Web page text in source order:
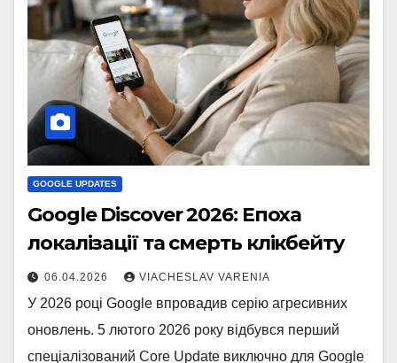
GOOGLE UPDATES
Google Discover 2026: Епоха
локалізації та смерть клікбейту
06.04.2026 VIACHESLAV VARENIA
У 2026 році Google впровадив серію агресивних
оновлень. 5 лютого 2026 року відбувся перший
спеціалізований Core Update виключно для Google